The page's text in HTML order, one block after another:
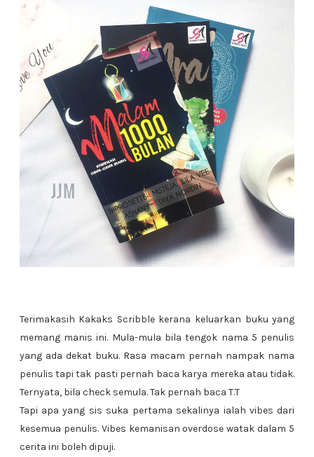
Terimakasih Kakaks Scribble kerana keluarkan buku yang
memang manis ini. Mula-mula bila tengok nama 5 penulis
yang ada dekat buku. Rasa macam pernah nampak nama
penulis tapi tak pasti pernah baca karya mereka atau tidak.
Ternyata, bila check semula. Tak pernah baca T.T
Tapi apa yang sis suka pertama sekalinya ialah vibes dari
kesemua penulis. Vibes kemanisan overdose watak dalam 5
cerita ini boleh dipuji.